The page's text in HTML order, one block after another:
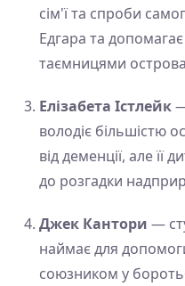
сім'ї та спроби
Едгара та
таємницями
Елізабета Істлейк
володіє більшістю
від деменції, але її
до розгадки
Джек Кантори —
наймає для
союзником у